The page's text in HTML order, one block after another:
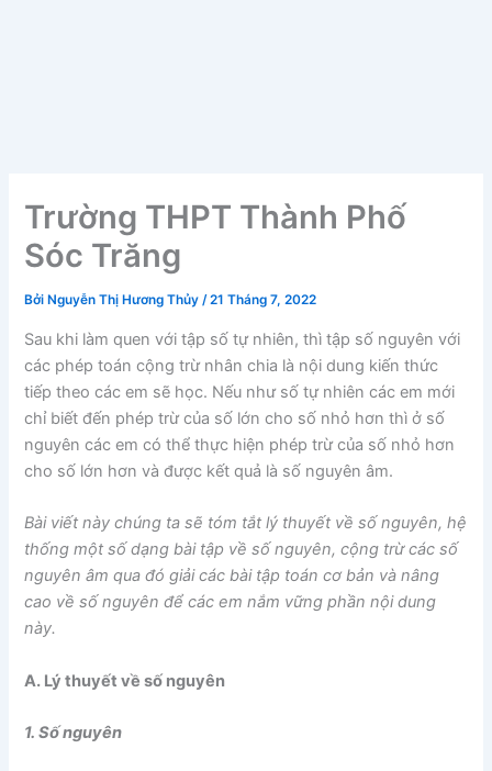
Trường THPT Thành Phố
Sóc Trăng
Bởi Nguyễn Thị Hương Thủy/21 Tháng 7, 2022
Sau khi làm quen với tập số tự nhiên, thì tập số nguyên với
các phép toán cộng trừ nhân chia là nội dung kiến thức
tiếp theo các em sẽ học. Nếu như số tự nhiên các em mới
chỉ biết đến phép trừ của số lớn cho số nhỏ hơn thì ở số
nguyên các em có thể thực hiện phép trừ của số nhỏ hơn
cho số lớn hơn và được kết quả là số nguyên âm.
Bài viết này chúng ta sẽ tóm tắt lý thuyết về số nguyên, hệ
thống một số dạng bài tập về số nguyên, cộng trừ các số
nguyên âm qua đó giải các bài tập toán cơ bản và nâng
cao về số nguyên để các em nắm vững phần nội dung
này.
A. Lý thuyết về số nguyên
1. Số nguyên